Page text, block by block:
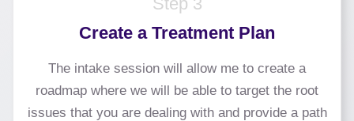
Create a Treatment Plan
The intake session will allow me to create a
roadmap where we will be able to target the root
issues that you are dealing with and provide a path